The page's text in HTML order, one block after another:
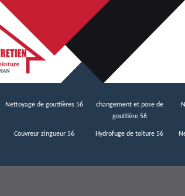
Nettoyage de gouttières 56
changement et pose de
gouttière 56
Couvreur zingueur 56 Hydrofuge de toiture 56